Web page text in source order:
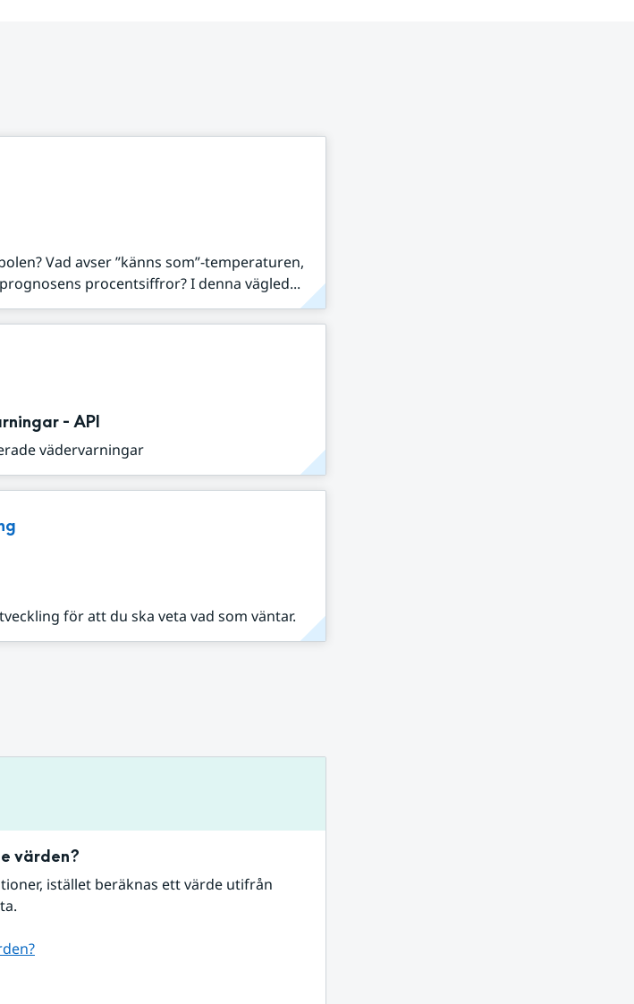
Vad avser ”känns som”-temperaturen,
procentsiffror? I denna vägled...
- API
vädervarningar
för att du ska veta vad som väntar.
värden?
istället beräknas ett värde utifrån